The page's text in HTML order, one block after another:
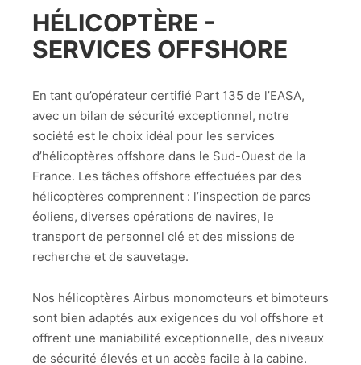
HÉLICOPTÈRE -
SERVICES OFFSHORE
En tant qu’opérateur certifié Part 135 de l’EASA,
avec un bilan de sécurité exceptionnel, notre
société est le choix idéal pour les services
d’hélicoptères offshore dans le Sud-Ouest de la
France. Les tâches offshore effectuées par des
hélicoptères comprennent : l’inspection de parcs
éoliens, diverses opérations de navires, le
transport de personnel clé et des missions de
recherche et de sauvetage.
Nos hélicoptères Airbus monomoteurs et bimoteurs
sont bien adaptés aux exigences du vol offshore et
offrent une maniabilité exceptionnelle, des niveaux
de sécurité élevés et un accès facile à la cabine.